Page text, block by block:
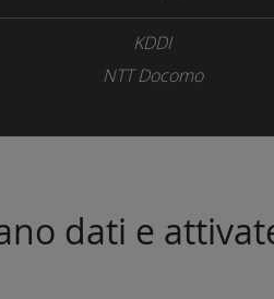
KDDI
NTT Docomo
dati e